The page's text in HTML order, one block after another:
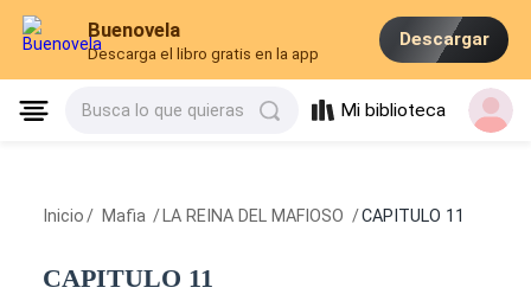
Buenovela
Descarga el libro gratis en la app
Descargar
Busca lo que quieras Mi biblioteca
Inicio / Mafia / LA REINA DEL MAFIOSO /CAPITULO 11
CAPITULO 11